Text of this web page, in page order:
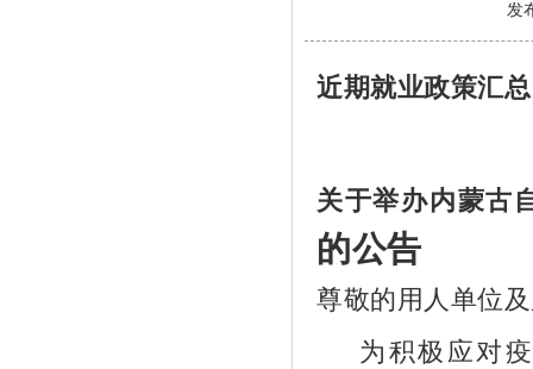
发
近期就业政策汇总
关于举办内蒙古
的公告
尊敬的用人单位
为积极应对